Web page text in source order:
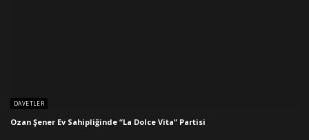
DAVETLER
Ozan Şener Ev Sahipliğinde “La Dolce Vita” Partisi